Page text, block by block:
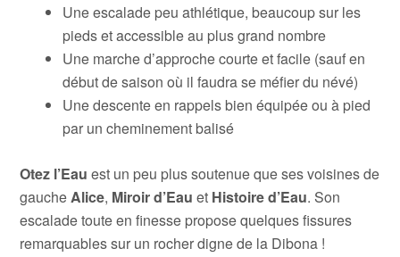
Une escalade peu athlétique, beaucoup sur les
pieds et accessible au plus grand nombre
Une marche d’approche courte et facile (sauf en
début de saison où il faudra se méfier du névé)
Une descente en rappels bien équipée ou à pied
par un cheminement balisé
Otez l’Eau est un peu plus soutenue que ses voisines de
gauche Alice, Miroir d’Eau et Histoire d’Eau. Son
escalade toute en finesse propose quelques fissures
remarquables sur un rocher digne de la Dibona !